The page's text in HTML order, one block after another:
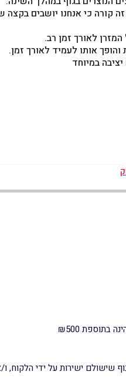
כי אנחנו יושבים בקצה
לאורך זמן רב.
אותו לעמיד לאורך זמן.
במיוחד
שישולם ישירות על ידי הלקוח,